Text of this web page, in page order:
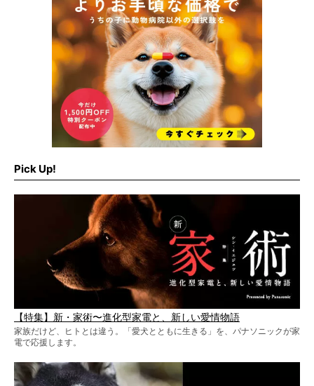
Pick Up!
【特集】新・家術〜進化型家電と、新しい愛情物語
家族だけど、ヒトとは違う。「愛犬とともに生きる」を、パナソニックが家
電で応援します。